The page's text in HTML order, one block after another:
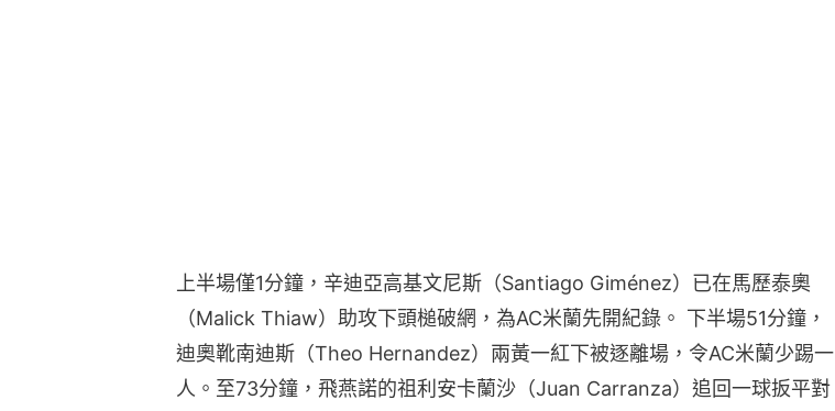
上半場僅1分鐘，辛迪亞高基文尼斯（Santiago Giménez）已在馬歷泰奧
（Malick Thiaw）助攻下頭槌破網，為AC米蘭先開紀錄。 下半場51分鐘，
迪奧靴南迪斯（Theo Hernandez）兩黃一紅下被逐離場，令AC米蘭少踢一
人。至73分鐘，飛燕諾的祖利安卡蘭沙（Juan Carranza）追回一球扳平對